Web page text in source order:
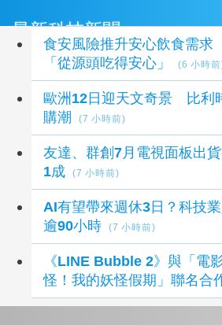
最新科技新聞
食安風險推升安心飲食需
「從源頭吃得安心」
(6 小時
歐洲12日迎天文奇景 比利
購潮
(7 小時前)
友達、群創7月電視面板出
1成
(7 小時前)
AI有望帶來週休3日？科技
逾90小時
(7 小時前)
《LINE Bubble 2》與「電
怪！我的妖怪假期」聯名合